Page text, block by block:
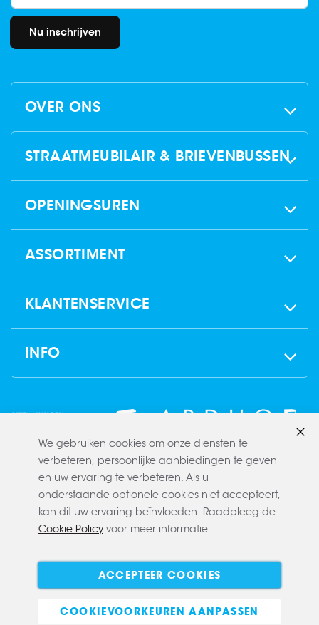
Nu inschrijven
OVER ONS
STRAATMEUBILAIR & BRIEVENBUSSEN
OPENINGSUREN
ASSORTIMENT
KLANTENSERVICE
INFO
Algemene voorwaarden
Privacy policy
E-commerce
We gebruiken cookies om onze diensten te
verbeteren, persoonlijke aanbiedingen te geven
en uw ervaring te verbeteren. Als u
onderstaande optionele cookies niet accepteert,
kan dit uw ervaring beïnvloeden. Raadpleeg de
Cookie Policy voor meer informatie.
ACCEPTEER COOKIES
COOKIEVOORKEUREN AANPASSEN